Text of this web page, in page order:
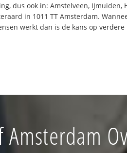
dus ook in: Amstelveen, IJmuiden,
in 1011 TT Amsterdam.
werkt dan is de kans op